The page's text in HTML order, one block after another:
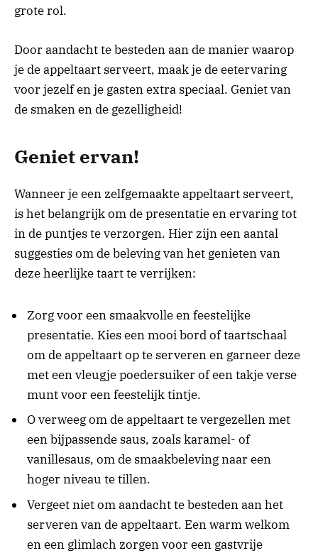
grote rol.
Door aandacht te besteden aan de manier waarop
je de appeltaart serveert, maak je de eetervaring
voor jezelf en je gasten extra speciaal. Geniet van
de smaken en de gezelligheid!
Geniet ervan!
Wanneer je een zelfgemaakte appeltaart serveert,
is het belangrijk om de presentatie en ervaring tot
in de puntjes te verzorgen. Hier zijn een aantal
suggesties om de beleving van het genieten van
deze heerlijke taart te verrijken:
Zorg voor een smaakvolle en feestelijke
presentatie. Kies een mooi bord of taartschaal
om de appeltaart op te serveren en garneer deze
met een vleugje poedersuiker of een takje verse
munt voor een feestelijk tintje.
O verweeg om de appeltaart te vergezellen met
een bijpassende saus, zoals karamel- of
vanillesaus, om de smaakbeleving naar een
hoger niveau te tillen.
Vergeet niet om aandacht te besteden aan het
serveren van de appeltaart. Een warm welkom
en een glimlach zorgen voor een gastvrije